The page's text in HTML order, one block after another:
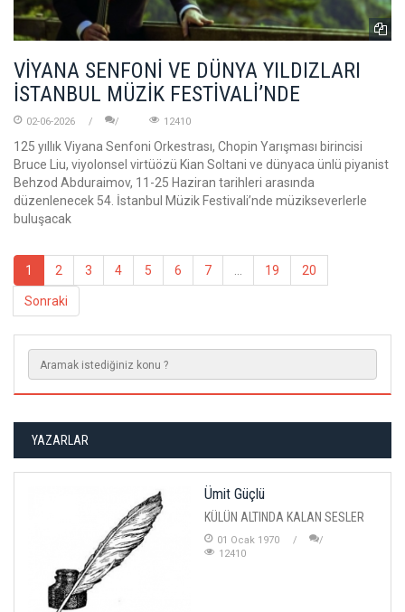
VİYANA SENFONİ VE DÜNYA YILDIZLARI
İSTANBUL MÜZİK FESTİVALİ’NDE
02-06-2026 12410
125 yıllık Viyana Senfoni Orkestrası, Chopin Yarışması birincisi
Bruce Liu, viyolonsel virtüözü Kian Soltani ve dünyaca ünlü piyanist
Behzod Abduraimov, 11-25 Haziran tarihleri arasında
düzenlenecek 54. İstanbul Müzik Festivali’nde müzikseverlerle
buluşacak
1 2 3 4 5 6 7 19 20
Sonraki
YAZARLAR
Ümit Güçlü
KÜLÜN ALTINDA KALAN SESLER
01 Ocak 1970
12410